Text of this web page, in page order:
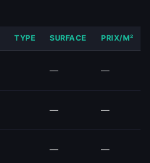
TYPE SURFACE PRIX/M²
— —
— —
— —